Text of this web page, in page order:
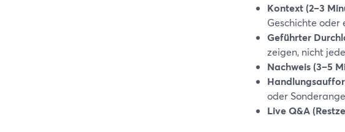
Kontext (2–3
Geschichte oder
Geführter
zeigen, nicht
Nachweis (3–5
oder
Live Q&A